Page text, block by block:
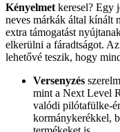
Kényelmet keresel? Egy
neves márkák által kínált
extra támogatást
elkerülni a fáradtságot.
lehetővé teszik, hogy
Versenyzés
mint a Next Level
valódi pilótafülke-
kormánykerékkel,